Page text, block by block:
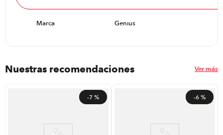
Marca Genius
Nuestras recomendaciones Ver más
-7 % -6 %